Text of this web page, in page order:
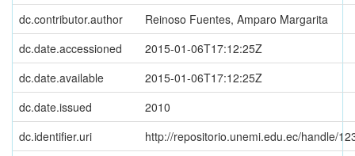
dc.contributor.author
Reinoso Fuentes, Amparo Margarita
dc.date.accessioned
2015-01-06T17:12:25Z
dc.date.available
2015-01-06T17:12:25Z
dc.date.issued
2010
dc.identifier.uri
http://repositorio.unemi.edu.ec/handle/